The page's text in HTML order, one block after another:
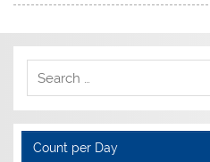
Count per Day